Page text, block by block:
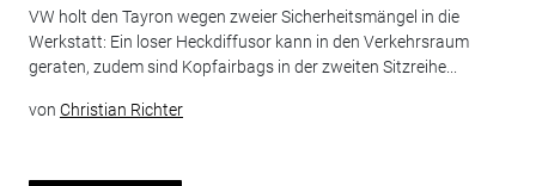
VW holt den Tayron wegen zweier Sicherheitsmängel in die
Werkstatt: Ein loser Heckdiffusor kann in den Verkehrsraum
geraten, zudem sind Kopfairbags in der zweiten Sitzreihe...
von Christian Richter